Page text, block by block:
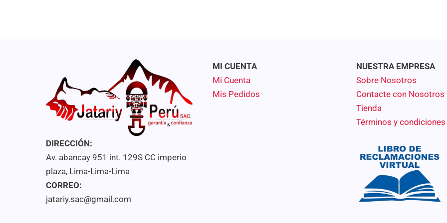
DIRECCIÓN:
Av. abancay 951 int. 129S CC imperio
plaza, Lima-Lima-Lima
CORREO:
jatariy.sac@gmail.com
MI CUENTA
Mi Cuenta
Mis Pedidos
NUESTRA EMPRESA
Sobre Nosotros
Contacte con Nosotros
Tienda
Términos y condiciones